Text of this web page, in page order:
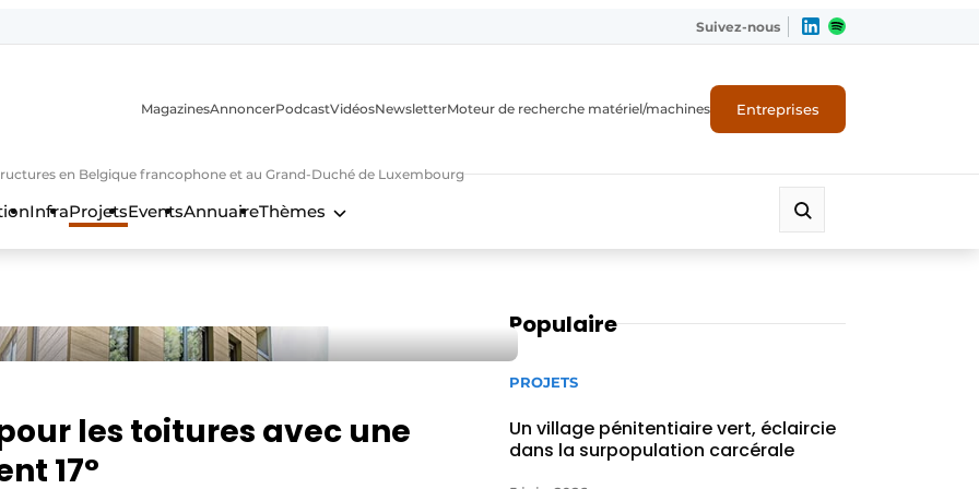
Suivez-nous
en Belgique francophone et au Grand-Duché de Luxembourg
MagazinesAnnoncerPodcastVidéosNewsletterMoteur de recherche matériel/machines Entreprises
InfraProjetsEventsAnnuaireThèmes
les toitures avec une
17°
Populaire
PROJETS
Un village pénitentiaire vert, éclaircie
dans la surpopulation carcérale